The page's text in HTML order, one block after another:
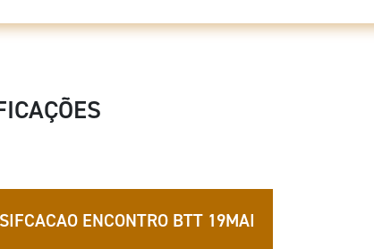
ENCONTRO BTT 19MAI